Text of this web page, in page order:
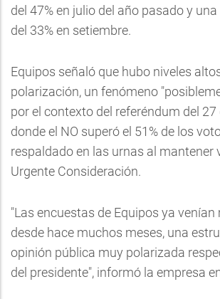
del 47% en julio del año pasado y
del 33% en setiembre.
Equipos señaló que hubo niveles
polarización, un fenómeno
por el contexto del referéndum del 27
donde el NO superó el 51% de los
respaldado en las urnas al mantener
Urgente Consideración.
"Las encuestas de Equipos ya
desde hace muchos meses, una
opinión pública muy polarizada
del presidente", informó la empresa